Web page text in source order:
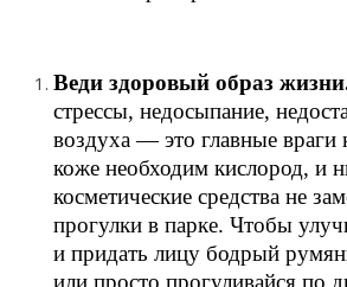
Веди здоровый образ
стрессы, недосыпание,
воздуха — это главные враги
коже необходим кислород, и
косметические средства не
прогулки в парке. Чтобы
и придать лицу бодрый
или просто прогуливайся по